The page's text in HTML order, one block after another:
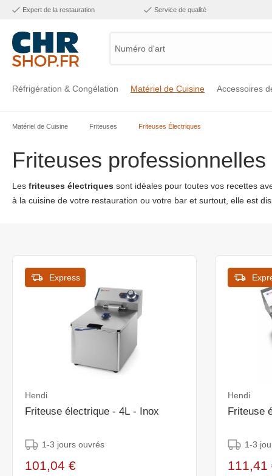
Expert de la restauration Service de qualité
Numéro d'article,
Réfrigération & Congélation Matériel de Cuisine Accessoires
Matériel de Cuisine Friteuses Friteuses Électriques
Friteuses
Les friteuses électriques sont idéales pour toutes vos recettes
à la cuisine de votre restauration ou votre bar et surtout, elle est
Express
Hendi
Friteuse électrique - 4L - Inox
1-3 jours ouvrés
101,04 €
Hendi
Friteuse
1-3
111,41